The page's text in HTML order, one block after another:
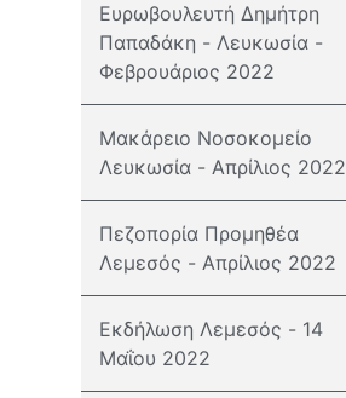
Ευρωβουλευτή Δημήτρη
Παπαδάκη - Λευκωσία -
Φεβρουάριος 2022
Μακάρειο Νοσοκομείο
Λευκωσία - Απρίλιος 2022
Πεζοπορία Προμηθέα
Λεμεσός - Απρίλιος 2022
Εκδήλωση Λεμεσός - 14
Μαΐου 2022